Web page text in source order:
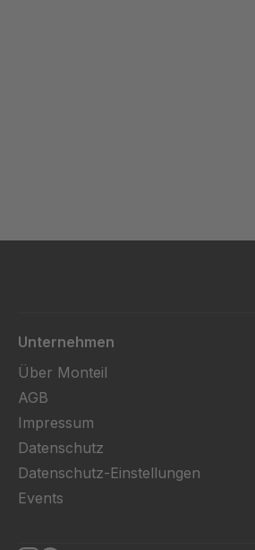
Unternehmen
Über Monteil
AGB
Impressum
Datenschutz
Datenschutz-Einstellungen
Events